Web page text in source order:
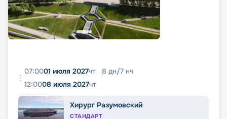
07:0001 июля 2027чт 8 дн/7 нч
12:0008 июля 2027чт
Хирург Разумовский
СТАНДАРТ